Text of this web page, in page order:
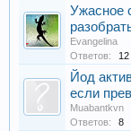
Ужасное
Evangelina
Ответов:
12
Йод
если
Muabantkvn
Ответов:
8